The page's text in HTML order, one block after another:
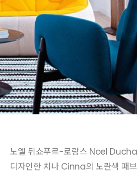
노엘 뒤쇼푸르-로랑스 Noel
디자인한 치나 Cinna의 노란색 패